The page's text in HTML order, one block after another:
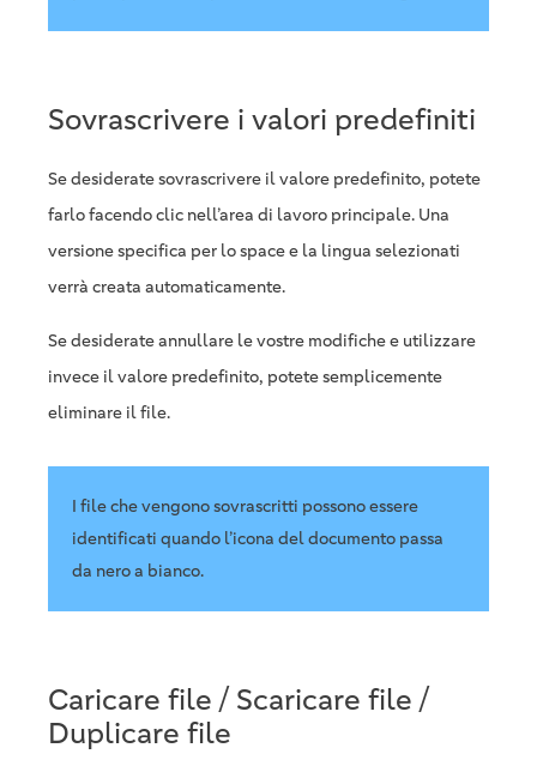
Sovrascrivere i valori predefiniti
Se desiderate sovrascrivere il valore predefinito, potete
farlo facendo clic nell’area di lavoro principale. Una
versione specifica per lo space e la lingua selezionati
verrà creata automaticamente.
Se desiderate annullare le vostre modifiche e utilizzare
invece il valore predefinito, potete semplicemente
eliminare il file.
I file che vengono sovrascritti possono essere
identificati quando l’icona del documento passa
da nero a bianco.
Caricare file / Scaricare file /
Duplicare file